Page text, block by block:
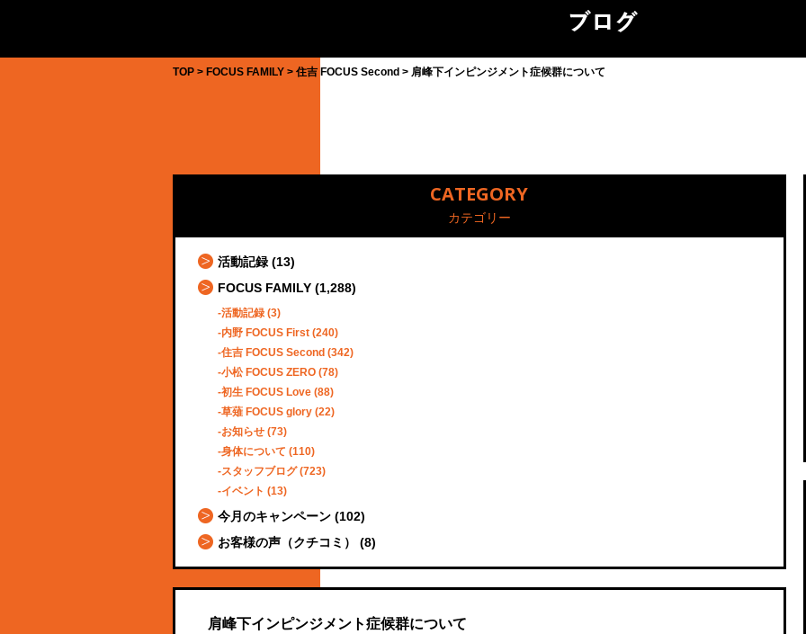
TOP FOCUS FAMILY 住吉 FOCUS Second 肩峰下インピンジメント症候群について
CATEGORY
カテゴリー
活動記録 (13)
FOCUS FAMILY (1,288)
活動記録 (3)
内野 FOCUS First (240)
住吉 FOCUS Second (342)
小松 FOCUS ZERO (78)
初生 FOCUS Love (88)
草薙 FOCUS glory (22)
お知らせ (73)
身体について (110)
スタッフブログ(723)
イベント (13)
今月のキャンペーン (102)
お客様の声（クチコミ）
(8)
肩峰下インピンジメント症候群について